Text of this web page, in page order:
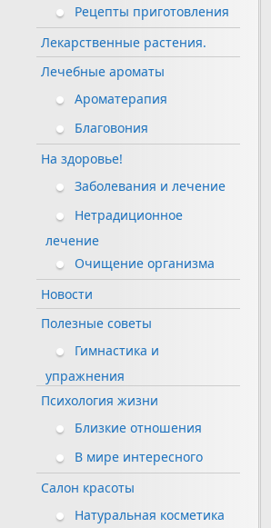
Рецепты приготовления
Лекарственные растения.
Лечебные ароматы
Ароматерапия
Благовония
На здоровье!
Заболевания и лечение
Нетрадиционное
лечение
Очищение организма
Новости
Полезные советы
Гимнастика и
упражнения
Психология жизни
Близкие отношения
В мире интересного
Салон красоты
Натуральная косметика